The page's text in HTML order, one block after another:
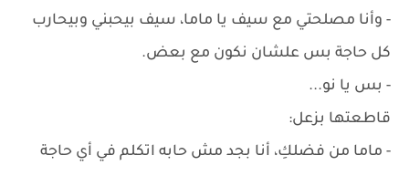
- وأنا مصلحتي مع سيف يا ماما، سيف بيحبني وبيحارب
كل حاجة بس علشان نكون مع بعض.
- بس يا نو...
قاطعتها بزعل:
- ماما من فضلكِ، أنا بجد مش حابه اتكلم في أي حاجة